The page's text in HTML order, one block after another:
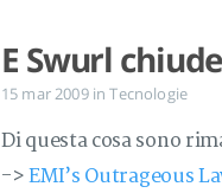
E Swurl
15 mar 2009 inTecnologie
Di questa cosa sono
->EMI’s Outrageous